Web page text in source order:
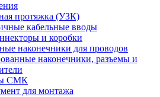
протяжка (УЗК)
кабельные вводы
и коробки
наконечники для проводов
наконечники, разъемы и
СМК
для монтажа